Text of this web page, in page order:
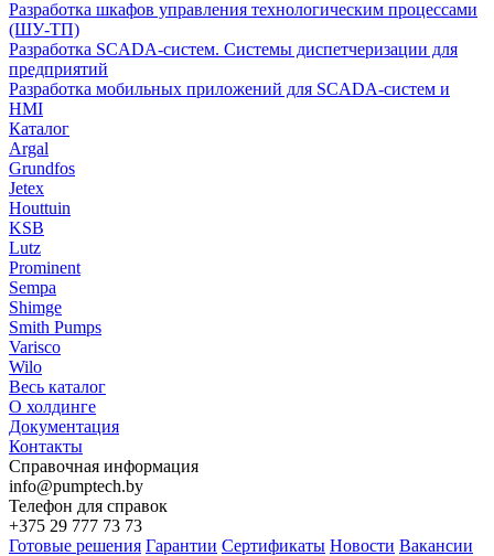
Разработка шкафов управления технологическим процессами
(ШУ-ТП)
Разработка SCADA-систем. Системы диспетчеризации для
предприятий
Разработка мобильных приложений для SCADA-систем и
HMI
Каталог
Argal
Grundfos
Jetex
Houttuin
KSB
Lutz
Prominent
Sempa
Shimge
Smith Pumps
Varisco
Wilo
Весь каталог
О холдинге
Документация
Контакты
Справочная информация
info@pumptech.by
Телефон для справок
+375 29 777 73 73
Готовые решения Гарантии Сертификаты Новости Вакансии